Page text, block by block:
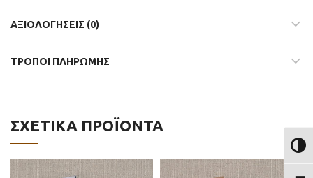
ΑΞΙΟΛΟΓΉΣΕΙΣ (0)
ΤΡΟΠΟΙ ΠΛΗΡΩΜΗΣ
ΣΧΕΤΙΚΆ ΠΡΟΪΌΝΤΑ